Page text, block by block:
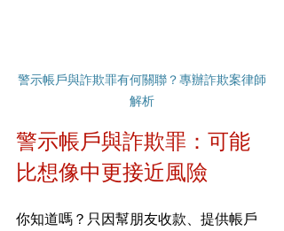
警示帳戶與詐欺罪有何關聯？專辦詐欺案律師
解析
警示帳戶與詐欺罪：可能
比想像中更接近風險
你知道嗎？只因幫朋友收款、提供帳戶